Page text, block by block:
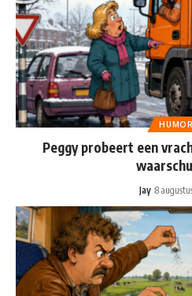
HUMOR
Peggy probeert een
Jay 8